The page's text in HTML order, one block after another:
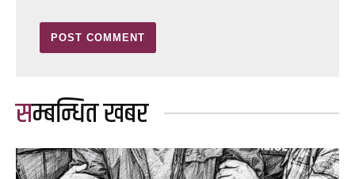
सम्बन्धित खबर